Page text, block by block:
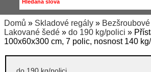
Domů » Skladové regály » Bezšroubové
Lakované šedé » do 190 kg/polici »
100x60x300 cm, 7 polic, nosnost 140
do 190 kg/polici